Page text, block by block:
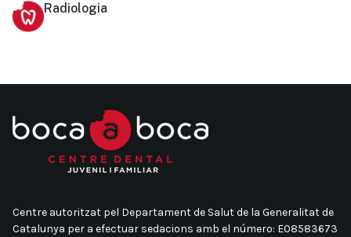
Radiologia
Centre autoritzat pel Departament de Salut de la Generalitat de
Catalunya per a efectuar sedacions amb el número: E08583673